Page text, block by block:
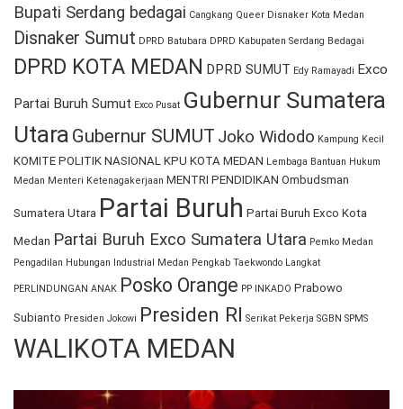
Bupati Serdang bedagai Cangkang Queer Disnaker Kota Medan
Disnaker Sumut DPRD Batubara DPRD Kabupaten Serdang Bedagai
DPRD KOTA MEDAN DPRD SUMUT Edy Ramayadi Exco
Partai Buruh Sumut Exco Pusat Gubernur Sumatera
Utara Gubernur SUMUT Joko Widodo Kampung Kecil
KOMITE POLITIK NASIONAL KPU KOTA MEDAN Lembaga Bantuan Hukum
Medan Menteri Ketenagakerjaan MENTRI PENDIDIKAN Ombudsman
Sumatera Utara Partai Buruh Partai Buruh Exco Kota
Medan Partai Buruh Exco Sumatera Utara Pemko Medan
Pengadilan Hubungan Industrial Medan Pengkab Taekwondo Langkat
PERLINDUNGAN ANAK Posko Orange PP INKADO Prabowo
Subianto Presiden Jokowi Presiden RI Serikat Pekerja SGBN SPMS
WALIKOTA MEDAN